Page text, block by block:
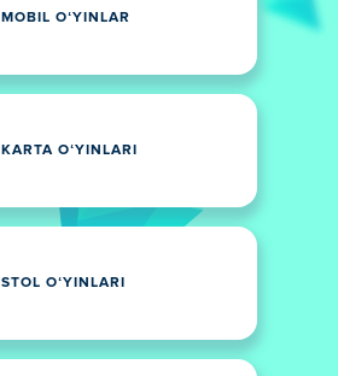
MOBIL OʻYINLAR
KARTA OʻYINLARI
STOL OʻYINLARI